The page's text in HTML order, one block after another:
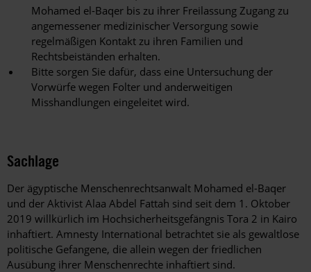
Mohamed el-Baqer bis zu ihrer Freilassung Zugang zu
angemessener medizinischer Versorgung sowie
regelmäßigen Kontakt zu ihren Familien und
Rechtsbeiständen erhalten.
Bitte sorgen Sie dafür, dass eine Untersuchung der
Vorwürfe wegen Folter und anderweitigen
Misshandlungen eingeleitet wird.
Sachlage
Der ägyptische Menschenrechtsanwalt Mohamed el-Baqer
und der Aktivist Alaa Abdel Fattah sind seit dem 1. Oktober
2019 willkürlich im Hochsicherheitsgefängnis Tora 2 in Kairo
inhaftiert. Amnesty International betrachtet sie als gewaltlose
politische Gefangene, die allein wegen der friedlichen
Ausübung ihrer Menschenrechte inhaftiert sind.